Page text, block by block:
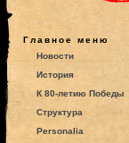
Главное меню
Новости
История
К 80-летию Победы
Структура
Personalia